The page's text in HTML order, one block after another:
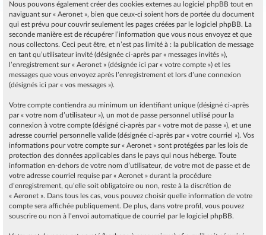
Nous pouvons également créer des cookies externes au logiciel phpBB tout en
naviguant sur « Aeronet », bien que ceux-ci soient hors de portée du document
qui est prévu pour couvrir seulement les pages créées par le logiciel phpBB. La
seconde manière est de récupérer l’information que vous nous envoyez et que
nous collectons. Ceci peut être, et n’est pas limité à : la publication de message
en tant qu’utilisateur invité (désignée ci-après par « messages invités »),
l’enregistrement sur « Aeronet » (désignée ici par « votre compte ») et les
messages que vous envoyez après l’enregistrement et lors d’une connexion
(désignés ici par « vos messages »).
Votre compte contiendra au minimum un identifiant unique (désigné ci-après
par « votre nom d’utilisateur »), un mot de passe personnel utilisé pour la
connexion à votre compte (désigné ci-après par « votre mot de passe »), et une
adresse courriel personnelle valide (désignée ci-après par « votre courriel »). Vos
informations pour votre compte sur « Aeronet » sont protégées par les lois de
protection des données applicables dans le pays qui nous héberge. Toute
information en-dehors de votre nom d’utilisateur, de votre mot de passe et de
votre adresse courriel requise par « Aeronet » durant la procédure
d’enregistrement, qu’elle soit obligatoire ou non, reste à la discrétion de
« Aeronet ». Dans tous les cas, vous pouvez choisir quelle information de votre
compte sera affichée publiquement. De plus, dans votre profil, vous pouvez
souscrire ou non à l’envoi automatique de courriel par le logiciel phpBB.